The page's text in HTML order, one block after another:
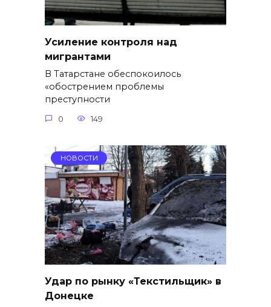
Усиление контроля над
мигрантами
В Татарстане обеспокоилось
«обострением проблемы
преступности
0 149
НОВОСТИ
Удар по рынку «Текстильщик» в
Донецке